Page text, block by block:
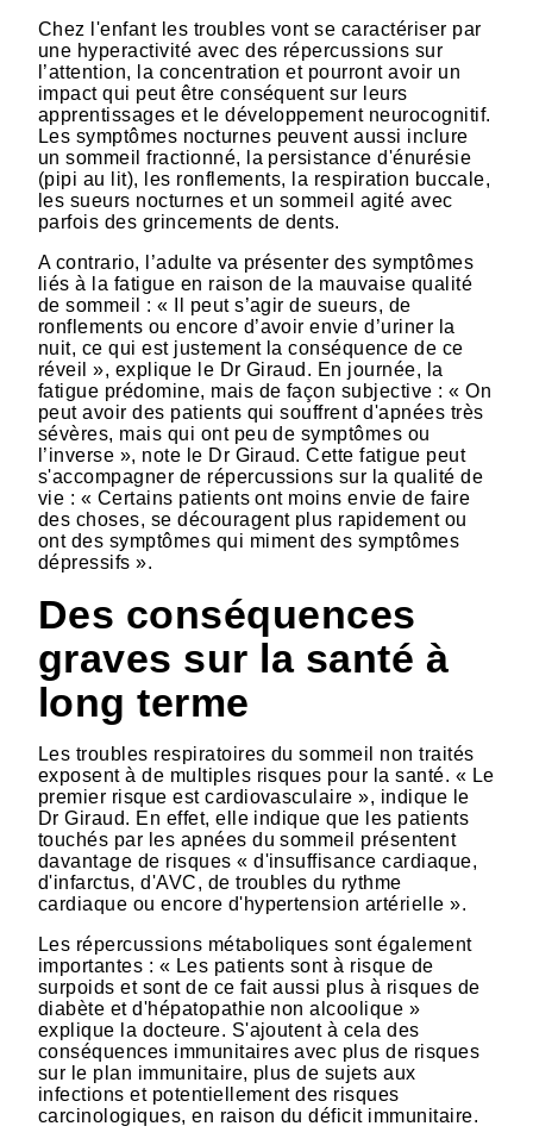
Chez l'enfant les troubles vont se caractériser par
une hyperactivité avec des répercussions sur
l’attention, la concentration et pourront avoir un
impact qui peut être conséquent sur leurs
apprentissages et le développement neurocognitif.
Les symptômes nocturnes peuvent aussi inclure
un sommeil fractionné, la persistance d'énurésie
(pipi au lit), les ronflements, la respiration buccale,
les sueurs nocturnes et un sommeil agité avec
parfois des grincements de dents.
A contrario, l’adulte va présenter des symptômes
liés à la fatigue en raison de la mauvaise qualité
de sommeil : « Il peut s’agir de sueurs, de
ronflements ou encore d’avoir envie d’uriner la
nuit, ce qui est justement la conséquence de ce
réveil », explique le Dr Giraud. En journée, la
fatigue prédomine, mais de façon subjective : « On
peut avoir des patients qui souffrent d'apnées très
sévères, mais qui ont peu de symptômes ou
l’inverse », note le Dr Giraud. Cette fatigue peut
s'accompagner de répercussions sur la qualité de
vie : « Certains patients ont moins envie de faire
des choses, se découragent plus rapidement ou
ont des symptômes qui miment des symptômes
dépressifs ».
Des conséquences
graves sur la santé à
long terme
Les troubles respiratoires du sommeil non traités
exposent à de multiples risques pour la santé. « Le
premier risque est cardiovasculaire », indique le
Dr Giraud. En effet, elle indique que les patients
touchés par les apnées du sommeil présentent
davantage de risques « d'insuffisance cardiaque,
d'infarctus, d'AVC, de troubles du rythme
cardiaque ou encore d'hypertension artérielle ».
Les répercussions métaboliques sont également
importantes : « Les patients sont à risque de
surpoids et sont de ce fait aussi plus à risques de
diabète et d'hépatopathie non alcoolique »
explique la docteure. S'ajoutent à cela des
conséquences immunitaires avec plus de risques
sur le plan immunitaire, plus de sujets aux
infections et potentiellement des risques
carcinologiques, en raison du déficit immunitaire.